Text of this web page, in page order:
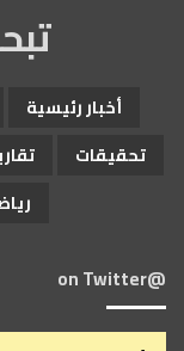
أخبار رئيسية
تحقيقات
@on Twitter